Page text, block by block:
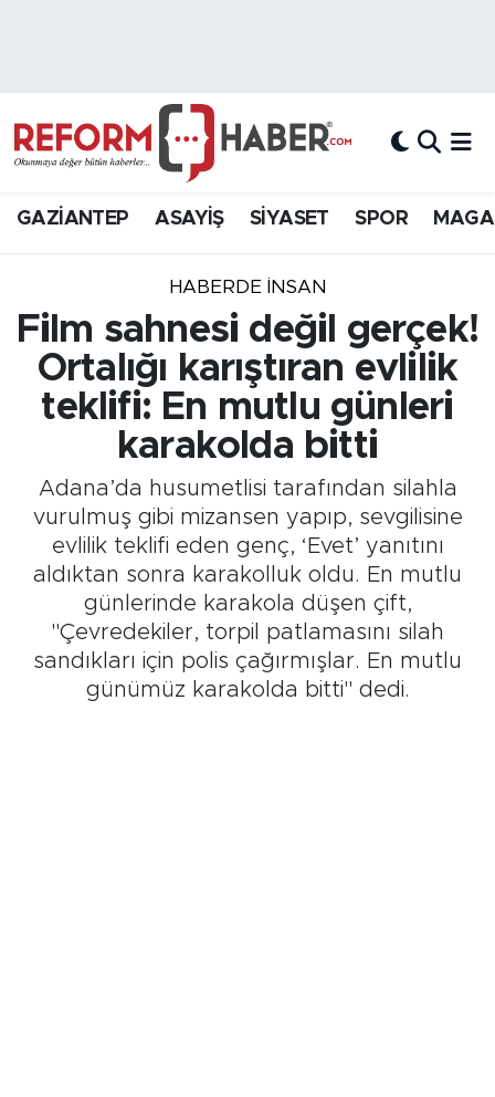
GAZİANTEP ASAYİŞ SİYASET SPOR
HABERDE INSAN
Film sahnesi değil gerçek!
Ortalığı karıştıran evlilik
teklifi: En mutlu günleri
karakolda bitti
Adana’da husumetlisi tarafından silahla
vurulmuş gibi mizansen yapıp, sevgilisine
evlilik teklifi eden genç, ‘Evet’ yanıtını
aldıktan sonra karakolluk oldu. En mutlu
günlerinde karakola düşen çift,
"Çevredekiler, torpil patlamasını silah
sandıkları için polis çağırmışlar. En mutlu
günümüz karakolda bitti" dedi.
Hava Durumu
Süper Lig Puan Durumu ve Fikstür
Son Dakika Haberleri
Haber Arşivi